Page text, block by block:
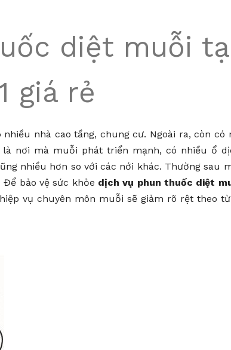
diệt muỗi
giá rẻ
nhà cao tầng, chung cư. Ngoài ra, còn có
nơi mà muỗi phát triển mạnh, có nhiều ổ
nhiều hơn so với các nới khác. Thường sau
bảo vệ sức khỏe dịch vụ phun thuốc diệt
vụ chuyên môn muỗi sẽ giảm rõ rệt theo